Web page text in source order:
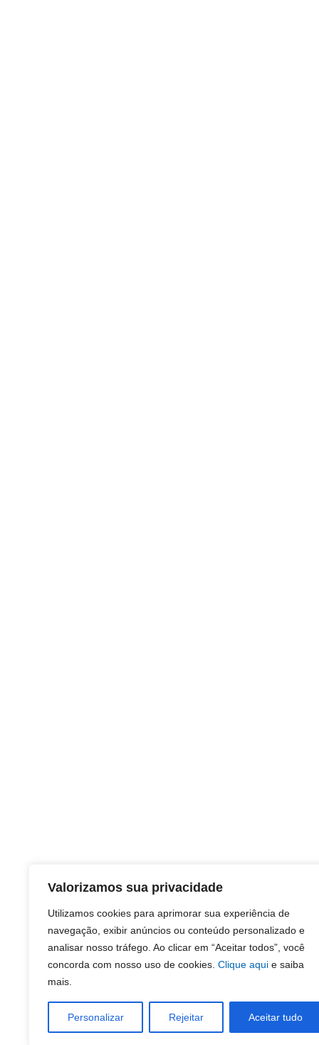
Valorizamos sua privacidade
Utilizamos cookies para aprimorar sua experiência de
navegação, exibir anúncios ou conteúdo personalizado e
analisar nosso tráfego. Ao clicar em “Aceitar todos”, você
concorda com nosso uso de cookies. Clique aqui e saiba
mais.
Personalizar Rejeitar Aceitar tudo